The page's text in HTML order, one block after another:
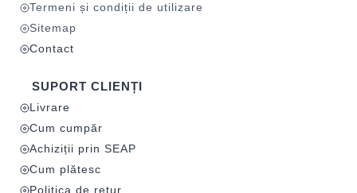
Termeni și condiții de utilizare
Sitemap
Contact
SUPORT CLIENȚI
Livrare
Cum cumpăr
Achiziții prin SEAP
Cum plătesc
Politica de retur